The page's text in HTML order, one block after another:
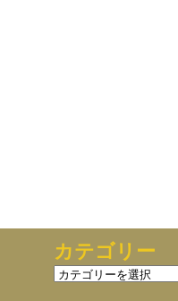
カテゴリー
カ